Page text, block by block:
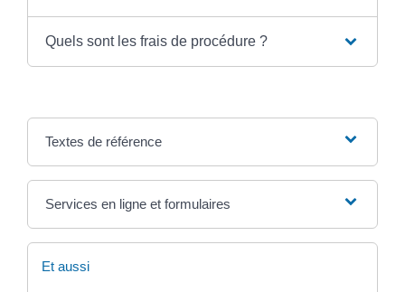
Quels sont les frais de procédure ?
Textes de référence
Services en ligne et formulaires
Et aussi